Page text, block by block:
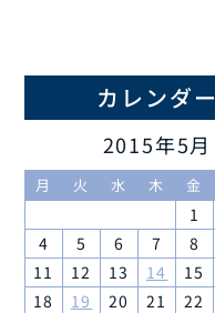
カレンダー
2015年5月
月 火 水 木 金
1
4
5 6 7 8
11
12 13 14 15
18
19 20 21 22